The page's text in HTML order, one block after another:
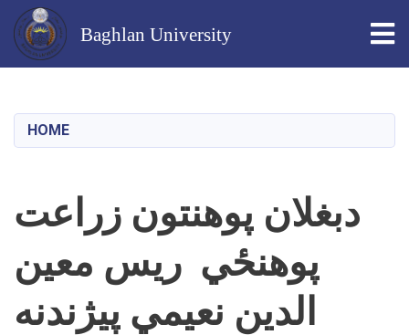
content
Baghlan University
HOME
دبغلان پوهنتون زراعت
پوهنځي ریس معین
الدین نعیمي پیژندنه